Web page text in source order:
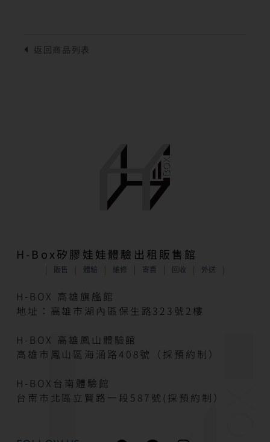
H-Box矽膠娃娃體驗出租販售館
販售 體驗 維修 寄賣 回收 外送
H-BOX 高雄旗艦館
地址：高雄市湖內區保生路323號2樓
H-BOX 高雄鳳山體驗館
高雄市鳳山區海涵路408號（採預約制）
H-BOX台南體驗館
台南市北區立賢路一段587號(採預約制）